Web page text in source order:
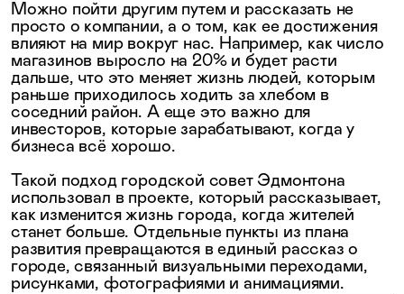
Можно пойти другим путем и рассказать не
просто о компании, а о том, как ее достижения
влияют на мир вокруг нас. Например, как число
магазинов выросло на 20% и будет расти
дальше, что это меняет жизнь людей, которым
раньше приходилось ходить за хлебом в
соседний район. А еще это важно для
инвесторов, которые зарабатывают, когда у
бизнеса всё хорошо.
Такой подход городской совет Эдмонтона
использовал в проекте, который рассказывает,
как изменится жизнь города, когда жителей
станет больше. Отдельные пункты из плана
развития превращаются в единый рассказ о
городе, связанный визуальными переходами,
рисунками, фотографиями и анимациями.